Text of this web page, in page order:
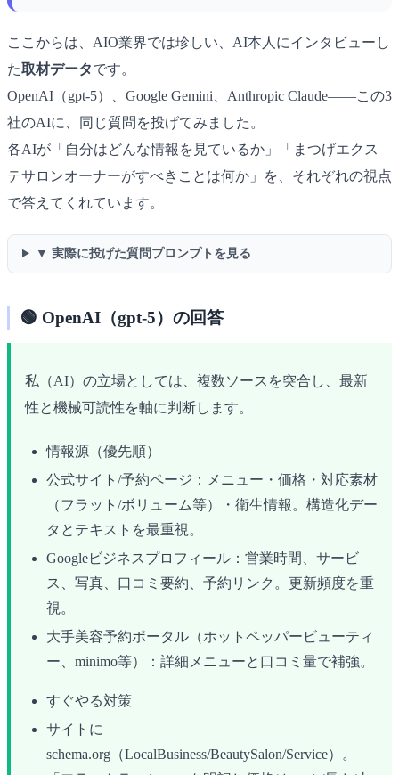
ここからは、AIO業界では珍しい、AI本人にインタビューし
た取材データです。
OpenAI（gpt-5）、Google Gemini、Anthropic Claude――この3
社のAIに、同じ質問を投げてみました。
各AIが「自分はどんな情報を見ているか」「まつげエクス
テサロンオーナーがすべきことは何か」を、それぞれの視点
で答えてくれています。
▼ 実際に投げた質問プロンプトを見る
🟢 OpenAI（gpt-5）の回答
私（AI）の立場としては、複数ソースを突合し、最新
性と機械可読性を軸に判断します。
情報源（優先順）
公式サイト/予約ページ：メニュー・価格・対応素材
（フラット/ボリューム等）・衛生情報。構造化デー
タとテキストを最重視。
Googleビジネスプロフィール：営業時間、サービ
ス、写真、口コミ要約、予約リンク。更新頻度を重
視。
大手美容予約ポータル（ホットペッパービューティ
ー、minimo等）：詳細メニューと口コミ量で補強。
すぐやる対策
サイトに
schema.org（LocalBusiness/BeautySalon/Service）。